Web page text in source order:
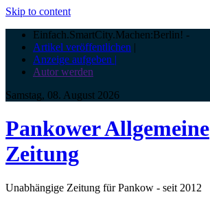
Skip to content
Einfach.SmartCity.Machen:Berlin! -
Artikel veröffentlichen |
Anzeige aufgeben |
Autor werden
Samstag, 08. August 2026
Pankower Allgemeine
Zeitung
Unabhängige Zeitung für Pankow - seit 2012